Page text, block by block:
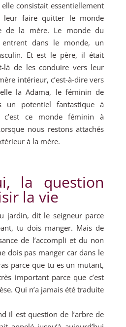
consistait essentiellement
leur faire quitter le monde
de la mère. Le monde du
dans le monde, un
Et est le père, il était
là de les conduire vers leur
intérieur, c’est-à-dire vers
la Adama, le féminin de
un potentiel fantastique à
c’est ce monde féminin à
nous restons attachés
à la mère.
la question
la vie
jardin, dit le seigneur parce
tu dois manger. Mais de
de l’accompli et du non
dois pas manger car dans le
parce que tu es un mutant,
important parce que c’est
Qui n’a jamais été traduite
il est question de l’arbre de